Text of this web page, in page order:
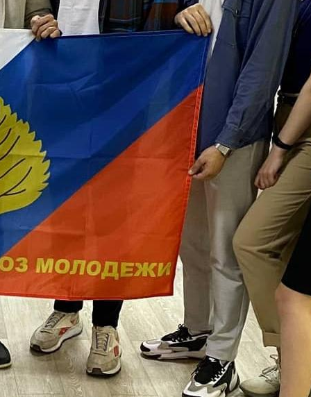
НГПУ ждет первокурсников на
собрания по зачислению
4 августа 2026
В НГПУ состоялось зачисление
первокурсников по целевой,
отдельной и особой квотам
3 августа 2026